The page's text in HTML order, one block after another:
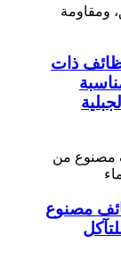
ذات
مصنوع